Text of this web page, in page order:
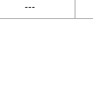
---